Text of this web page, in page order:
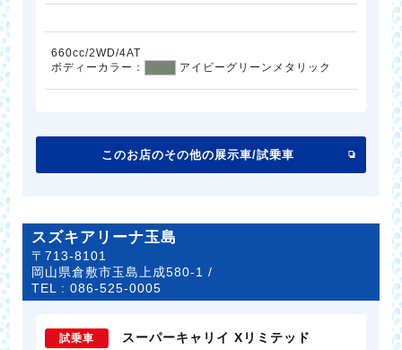
660cc/2WD/4AT
ボディーカラー：
アイビーグリーンメタリック
このお店のその他の展示車/試乗車
スズキアリーナ玉島
〒713-8101
岡山県倉敷市玉島上成580-1 /
TEL :086-525-0005
試乗車 スーパーキャリイ Xリミテッド